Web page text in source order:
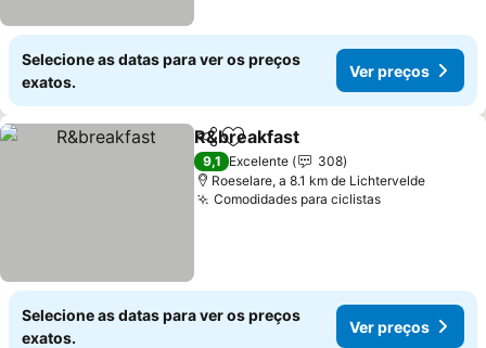
Selecione as datas para ver os preços
exatos.
Ver preços
PartilharAdicionar aos favoritos
R&breakfast
9,1 Excelente
308
Roeselare, a 8.1 km de Lichtervelde
Comodidades para ciclistasVer preços
Selecione as datas para ver os preços
exatos.
Ver preços